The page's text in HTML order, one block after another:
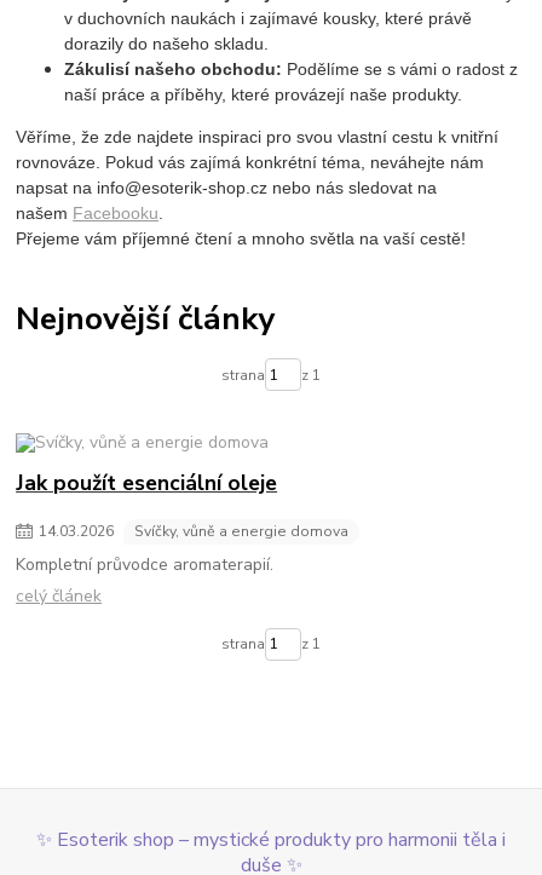
v duchovních naukách i zajímavé kousky, které právě
dorazily do našeho skladu.
Zákulisí našeho obchodu: Podělíme se s vámi o radost z
naší práce a příběhy, které provázejí naše produkty.
Věříme, že zde najdete inspiraci pro svou vlastní cestu k vnitřní
rovnováze. Pokud vás zajímá konkrétní téma, neváhejte nám
napsat na info@esoterik-shop.cz nebo nás sledovat na
našem Facebooku.
Přejeme vám příjemné čtení a mnoho světla na vaší cestě!
Nejnovější články
strana z 1
Jak použít esenciální oleje
14.03.2026 Svíčky, vůně a energie domova
Kompletní průvodce aromaterapií.
celý článek
strana z 1
✨ Esoterik shop – mystické produkty pro harmonii těla i
duše ✨